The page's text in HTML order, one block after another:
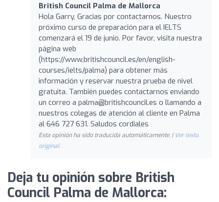
British Council Palma de Mallorca
Hola Garry, Gracias por contactarnos. Nuestro
próximo curso de preparación para el IELTS
comenzará el 19 de junio. Por favor, visita nuestra
página web
(https://www.britishcouncil.es/en/english-
courses/ielts/palma) para obtener más
información y reservar nuestra prueba de nivel
gratuita. También puedes contactarnos enviando
un correo a palma@britishcouncil.es o llamando a
nuestros colegas de atención al cliente en Palma
al 646 727 631. Saludos cordiales
Esta opinión ha sido traducida automáticamente. | Ver texto
original
Deja tu opinión sobre British
Council Palma de Mallorca: